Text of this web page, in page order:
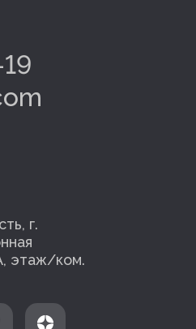
г.
этаж/ком.